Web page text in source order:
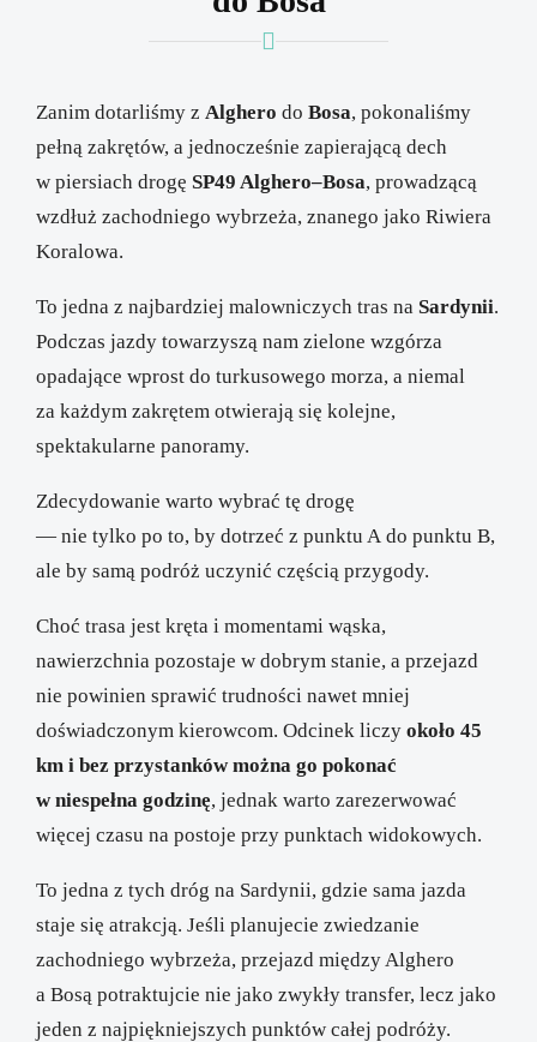
Zanim dotarliśmy z Alghero do Bosa, pokonaliśmy
pełną zakrętów, a jednocześnie zapierającą dech
w piersiach drogę SP49 Alghero–Bosa, prowadzącą
wzdłuż zachodniego wybrzeża, znanego jako Riwiera
Koralowa.
To jedna z najbardziej malowniczych tras na Sardynii.
Podczas jazdy towarzyszą nam zielone wzgórza
opadające wprost do turkusowego morza, a niemal
za każdym zakrętem otwierają się kolejne,
spektakularne panoramy.
Zdecydowanie warto wybrać tę drogę
— nie tylko po to, by dotrzeć z punktu A do punktu B,
ale by samą podróż uczynić częścią przygody.
Choć trasa jest kręta i momentami wąska,
nawierzchnia pozostaje w dobrym stanie, a przejazd
nie powinien sprawić trudności nawet mniej
doświadczonym kierowcom. Odcinek liczy około 45
km i bez przystanków można go pokonać
w niespełna godzinę, jednak warto zarezerwować
więcej czasu na postoje przy punktach widokowych.
To jedna z tych dróg na Sardynii, gdzie sama jazda
staje się atrakcją. Jeśli planujecie zwiedzanie
zachodniego wybrzeża, przejazd między Alghero
a Bosą potraktujcie nie jako zwykły transfer, lecz jako
jeden z najpiękniejszych punktów całej podróży.